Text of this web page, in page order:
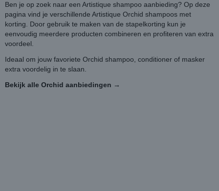
Ben je op zoek naar een Artistique shampoo aanbieding? Op deze
pagina vind je verschillende Artistique Orchid shampoos met
korting. Door gebruik te maken van de stapelkorting kun je
eenvoudig meerdere producten combineren en profiteren van extra
voordeel.
Ideaal om jouw favoriete Orchid shampoo, conditioner of masker
extra voordelig in te slaan.
Bekijk alle Orchid aanbiedingen →